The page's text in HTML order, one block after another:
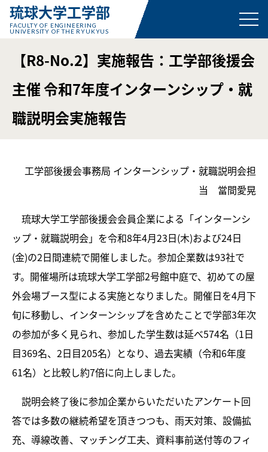
琉球大学工学部
FACULTY OF ENGINEERING
UNIVERSITY OF THE RYUKYUS
【R8-No.2】実施報告：工学部後援会
主催 令和7年度インターンシップ・就
職説明会実施報告
工学部後援会事務局 インターンシップ・就職説明会担
当 當間愛晃
琉球大学工学部後援会会員企業による「インターンシ
ップ・就職説明会」を令和8年4月23日(木)および24日
(金)の2日間連続で開催しました。参加企業数は93社で
す。開催場所は琉球大学工学部2号館中庭で、初めての屋
外会場ブース型による実施となりました。開催日を4月下
旬に移動し、インターンシップを含めたことで学部3年次
の参加が多く見られ、参加した学生数は延べ574名（1日
目369名、2日目205名）となり、過去実績（令和6年度
61名）と比較し約7倍に向上しました。
説明会終了後に参加企業からいただいたアンケート回
答では多数の継続希望を頂きつつも、雨天対策、設備拡
充、導線改善、マッチング工夫、資料事前送付等のフィ